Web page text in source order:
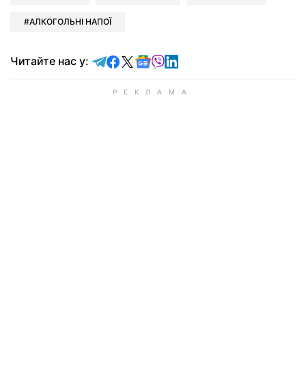
АЛКОГОЛЬНІ НАПОЇ
Читайте нас у: Читайте у Telegram
Читайте у Facebook
Читайте у X
Читайте у Google news
Читайте у Viber
Читайте у LinkedIn